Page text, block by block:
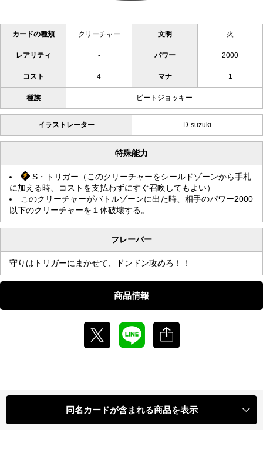
カードの種類 クリーチャー 文明 火
レアリティ - パワー 2000
コスト 4 マナ 1
種族 ビートジョッキー
イラストレーター D-suzuki
特殊能力
S・トリガー（このクリーチャーをシールドゾーンから手札
に加える時、コストを支払わずにすぐ召喚してもよい）
このクリーチャーがバトルゾーンに出た時、相手のパワー2000
以下のクリーチャーを１体破壊する。
フレーバー
守りはトリガーにまかせて、ドンドン攻めろ！！
商品情報
同名カードが含まれる商品を表示